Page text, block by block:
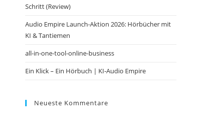
Schritt (Review)
Audio Empire Launch-Aktion 2026: Hörbücher mit
KI & Tantiemen
all-in-one-tool-online-business
Ein Klick – Ein Hörbuch | KI‑Audio Empire
Neueste Kommentare